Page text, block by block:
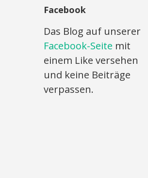
Facebook
Das Blog auf unserer
Facebook-Seite mit
einem Like versehen
und keine Beiträge
verpassen.